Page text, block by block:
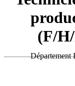
(F/
Département